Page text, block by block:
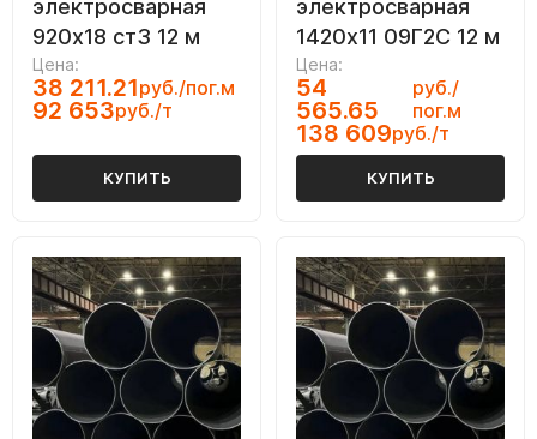
электросварная
920х18 ст3 12 м
Цена:
38 211.21руб./пог.м
92 653руб./т
КУПИТЬ
электросварная
1420х11 09Г2С 12 м
Цена:
54
565.65
руб./
пог.м
138 609руб./т
КУПИТЬ